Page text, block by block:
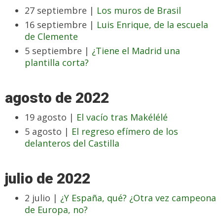
27 septiembre | Los muros de Brasil
16 septiembre | Luis Enrique, de la escuela
de Clemente
5 septiembre | ¿Tiene el Madrid una
plantilla corta?
agosto de 2022
19 agosto | El vacío tras Makélélé
5 agosto | El regreso efímero de los
delanteros del Castilla
julio de 2022
2 julio | ¿Y España, qué? ¿Otra vez campeona
de Europa, no?